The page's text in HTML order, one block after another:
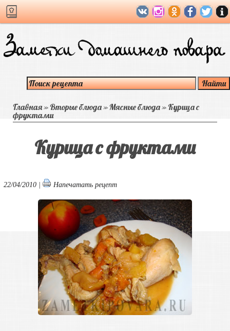
Главная»Вторые блюда»Мясные блюда»Курица с
фруктами
Курица с фруктами
22/04/2010 | Напечатать рецепт